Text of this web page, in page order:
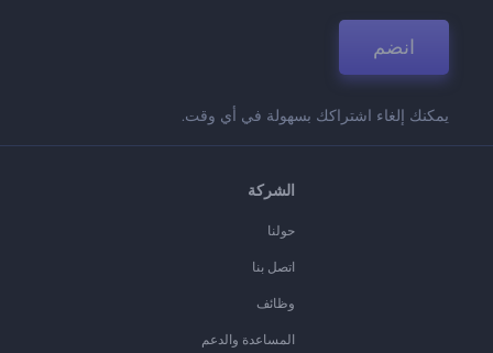
انضم
يمكنك إلغاء اشتراكك بسهولة في أي وقت.
الشركة
حولنا
اتصل بنا
وظائف
المساعدة والدعم